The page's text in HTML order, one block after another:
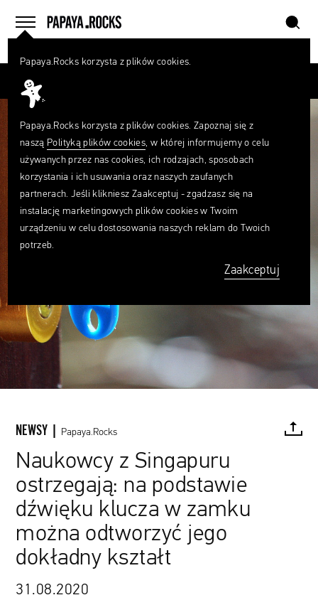
menu
home szukaj
NEWSY | Papaya.Rocks
Naukowcy z Singapuru
ostrzegają: na podstawie
dźwięku klucza w zamku
można odtworzyć jego
dokładny kształt
31.08.2020
FACEBOOK TWITTER PINTEREST
Papaya.Rocks korzysta z plików cookies.
Papaya.Rocks korzysta z plików cookies. Zapoznaj się z
naszą Polityką plików cookies, w której informujemy o celu
używanych przez nas cookies, ich rodzajach, sposobach
korzystania i ich usuwania oraz naszych zaufanych
partnerach. Jeśli klikniesz Zaakceptuj - zgadzasz się na
instalację marketingowych plików cookies w Twoim
urządzeniu w celu dostosowania naszych reklam do Twoich
potrzeb.
Zaakceptuj
Czego
szukasz?